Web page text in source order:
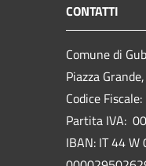
CONTATTI
Comune di
Piazza
Codice
Partita IVA:
IBAN: IT 44